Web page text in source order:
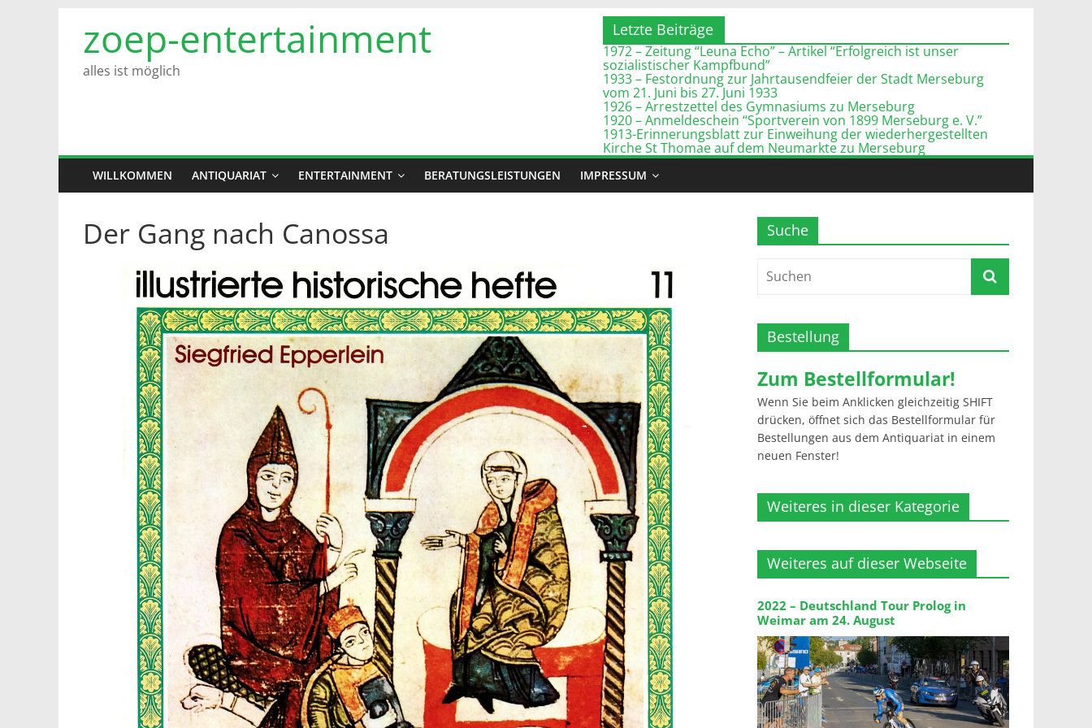
Inhalt
springen
zoep-entertainment
alles ist möglich
Letzte Beiträge
1972 – Zeitung “Leuna Echo” – Artikel “Erfolgreich ist unser
sozialistischer Kampfbund”
1933 – Festordnung zur Jahrtausendfeier der Stadt Merseburg
vom 21. Juni bis 27. Juni 1933
1926 – Arrestzettel des Gymnasiums zu Merseburg
1920 – Anmeldeschein “Sportverein von 1899 Merseburg e. V.”
1913-Erinnerungsblatt zur Einweihung der wiederhergestellten
Kirche St Thomae auf dem Neumarkte zu Merseburg
WILLKOMMEN ANTIQUARIAT ENTERTAINMENT BERATUNGSLEISTUNGEN IMPRESSUM
Der Gang nach Canossa Suche
Bestellung
Zum Bestellformular!
Wenn Sie beim Anklicken gleichzeitig SHIFT
drücken, öffnet sich das Bestellformular für
Bestellungen aus dem Antiquariat in einem
neuen Fenster!
Weiteres in dieser Kategorie
Weiteres auf dieser Webseite
2022 – Deutschland Tour Prolog in
Weimar am 24. August